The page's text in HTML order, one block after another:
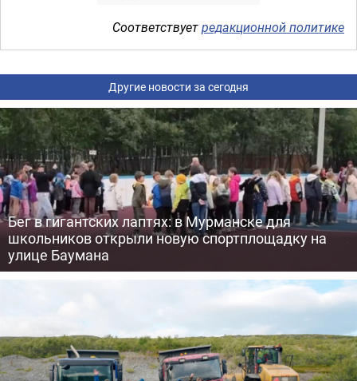
Соответствуетредакционной политике
Другие новости за сегодня
Бег в гигантских лаптях: в Мурманске для
школьников открыли новую спортплощадку на
улице Баумана